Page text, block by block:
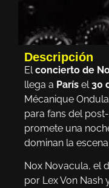
Descripción
El concierto de
llega a París el 30
Mécanique
para fans del
promete una
dominan la
Nox Novacula, el
por Lex Von Nash